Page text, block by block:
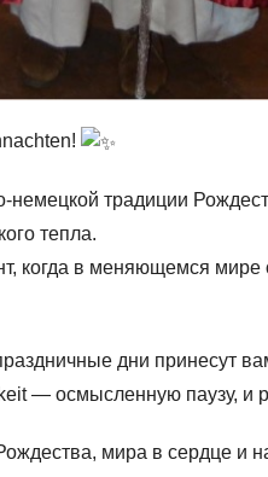
немецкой традиции
тепла.
когда в меняющемся мире
дни принесут
— осмысленную паузу, и
мира в сердце и